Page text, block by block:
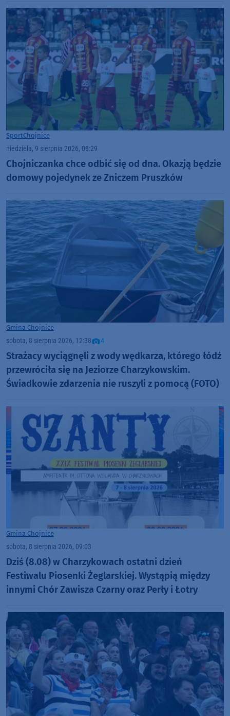
SportChojnice
niedziela, 9 sierpnia 2026, 08:29
Chojniczanka chce odbić się od dna. Okazją będzie
domowy pojedynek ze Zniczem Pruszków
Gmina Chojnice
sobota, 8 sierpnia 2026, 12:38 4
Strażacy wyciągnęli z wody wędkarza, którego łódź
przewróciła się na Jeziorze Charzykowskim.
Świadkowie zdarzenia nie ruszyli z pomocą (FOTO)
Gmina Chojnice
sobota, 8 sierpnia 2026, 09:03
Dziś (8.08) w Charzykowach ostatni dzień
Festiwalu Piosenki Żeglarskiej. Wystąpią między
innymi Chór Zawisza Czarny oraz Perły i Łotry